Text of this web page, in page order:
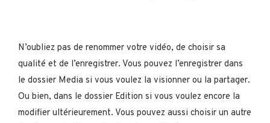
N’oubliez pas de renommer votre vidéo, de choisir sa
qualité et de l’enregistrer. Vous pouvez l’enregistrer dans
le dossier Media si vous voulez la visionner ou la partager.
Ou bien, dans le dossier Edition si vous voulez encore la
modifier ultérieurement. Vous pouvez aussi choisir un autre